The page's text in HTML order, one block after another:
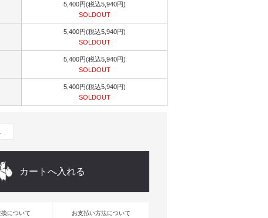
5,400円(税込5,940円)
SOLDOUT
5,400円(税込5,940円)
SOLDOUT
5,400円(税込5,940円)
SOLDOUT
5,400円(税込5,940円)
SOLDOUT
について お支払い方法について